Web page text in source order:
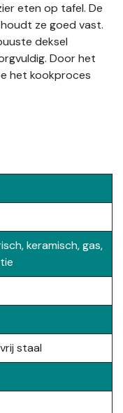
eten op tafel. De
ze goed vast.
deksel
Door het
het kookproces
keramisch, gas,
staal